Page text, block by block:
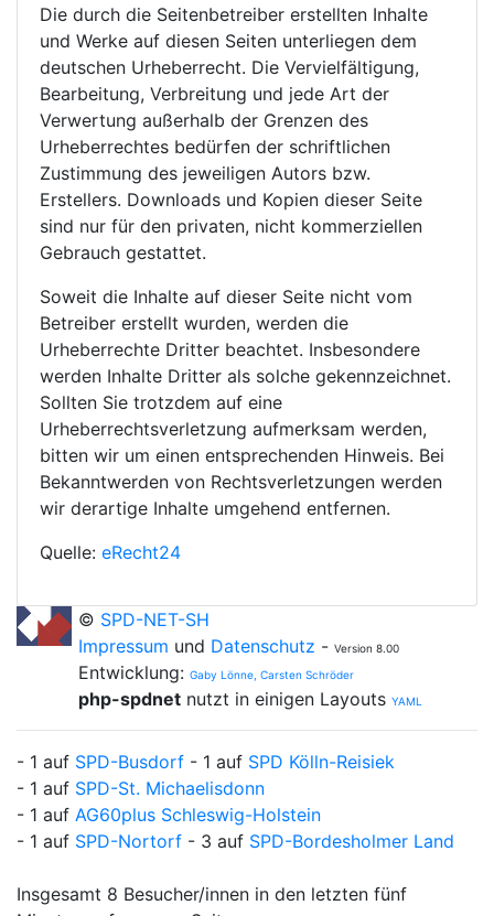
Die durch die Seitenbetreiber erstellten Inhalte
und Werke auf diesen Seiten unterliegen dem
deutschen Urheberrecht. Die Vervielfältigung,
Bearbeitung, Verbreitung und jede Art der
Verwertung außerhalb der Grenzen des
Urheberrechtes bedürfen der schriftlichen
Zustimmung des jeweiligen Autors bzw.
Erstellers. Downloads und Kopien dieser Seite
sind nur für den privaten, nicht kommerziellen
Gebrauch gestattet.
Soweit die Inhalte auf dieser Seite nicht vom
Betreiber erstellt wurden, werden die
Urheberrechte Dritter beachtet. Insbesondere
werden Inhalte Dritter als solche gekennzeichnet.
Sollten Sie trotzdem auf eine
Urheberrechtsverletzung aufmerksam werden,
bitten wir um einen entsprechenden Hinweis. Bei
Bekanntwerden von Rechtsverletzungen werden
wir derartige Inhalte umgehend entfernen.
Quelle: eRecht24
© SPD-NET-SH
Impressum und Datenschutz - Version 8.00
Entwicklung: Gaby Lönne, Carsten Schröder
php-spdnet nutzt in einigen Layouts YAML
- 1 auf SPD-Busdorf - 1 auf SPD Kölln-Reisiek
- 1 auf SPD-St. Michaelisdonn
- 1 auf AG60plus Schleswig-Holstein
- 1 auf SPD-Nortorf - 3 auf SPD-Bordesholmer Land
Insgesamt 8 Besucher/innen in den letzten fünf